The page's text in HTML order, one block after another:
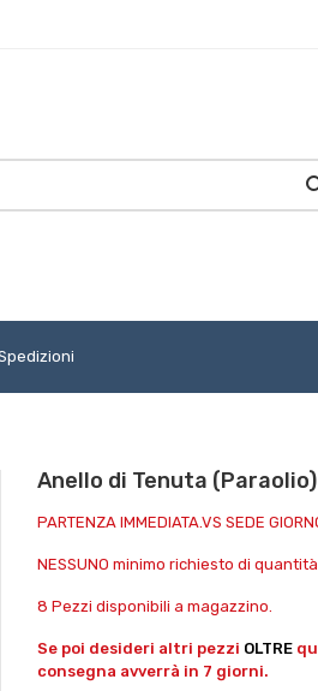
Anello di Tenuta (Paraolio)
PARTENZA IMMEDIATA.VS SEDE
NESSUNO minimo richiesto di
8 Pezzi disponibili a magazzino.
Se poi desideri altri pezzi OLTRE
consegna avverrà in 7 giorni.